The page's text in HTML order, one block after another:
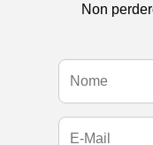
Non